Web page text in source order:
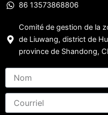
86 13573868806
Comité de gestion de la
de Liuwang, district de
province de Shandong,